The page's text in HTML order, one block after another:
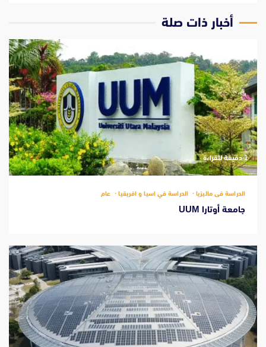
‫أخبار ذات صلة
‫1 دقيقة للقراءة
الدراسة فى ماليزيا الدراسة في اسيا و افريقيا عام
جامعة أوتارا UUM